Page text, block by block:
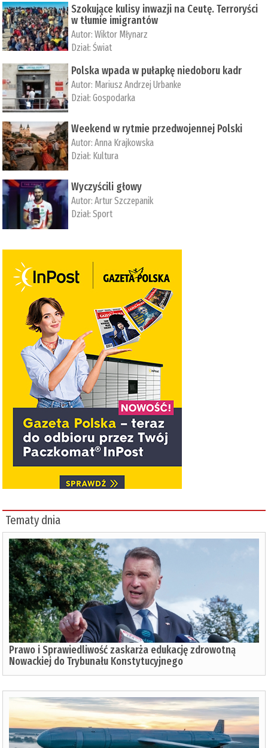
Szokujące kulisy inwazji na Ceutę. Terroryści
w tłumie imigrantów
Autor:Wiktor Młynarz
Dział:Świat
Polska wpada w pułapkę niedoboru kadr
Autor: Mariusz Andrzej Urbanke
Dział:Gospodarka
Weekend w rytmie przedwojennej Polski
Autor:Anna Krajkowska
Dział: Kultura
Wyczyścili głowy
Autor:Artur Szczepanik
Dział:Sport
Tematy dnia
Prawo i Sprawiedliwość zaskarża edukację zdrowotną
Nowackiej do Trybunału Konstytucyjnego